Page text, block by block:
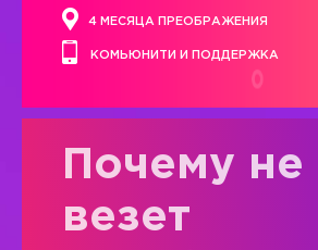
4 МЕСЯЦА ПРЕОБРАЖЕНИЯ
КОМЬЮНИТИ И ПОДДЕРЖКА
Почему не
везет